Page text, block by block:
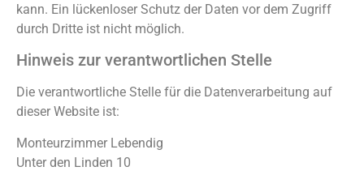
kann. Ein lückenloser Schutz der Daten vor dem Zugriff
durch Dritte ist nicht möglich.
Hinweis zur verantwortlichen Stelle
Die verantwortliche Stelle für die Datenverarbeitung auf
dieser Website ist:
Monteurzimmer Lebendig
Unter den Linden 10